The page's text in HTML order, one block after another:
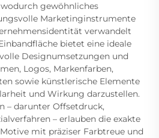
gewöhnliches
Marketinginstrumente
verwandelt
bietet eine ideale
Designumsetzungen und
Logos, Markenfarben,
sowie künstlerische Elemente
und Wirkung darzustellen.
– darunter Offsetdruck,
– erlauben die exakte
mit präziser Farbtreue und